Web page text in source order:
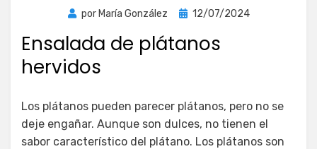
por María González
Publicada
12/07/2024
Ensalada de plátanos
hervidos
Los plátanos pueden parecer plátanos, pero no se
deje engañar. Aunque son dulces, no tienen el
sabor característico del plátano. Los plátanos son